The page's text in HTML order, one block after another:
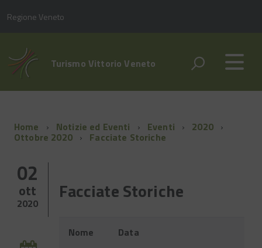
Regione Veneto
Turismo Vittorio Veneto
Home Notizie ed Eventi Eventi 2020
Ottobre 2020 Facciate Storiche
02
ott
2020 Facciate Storiche
Evento
Nome Data